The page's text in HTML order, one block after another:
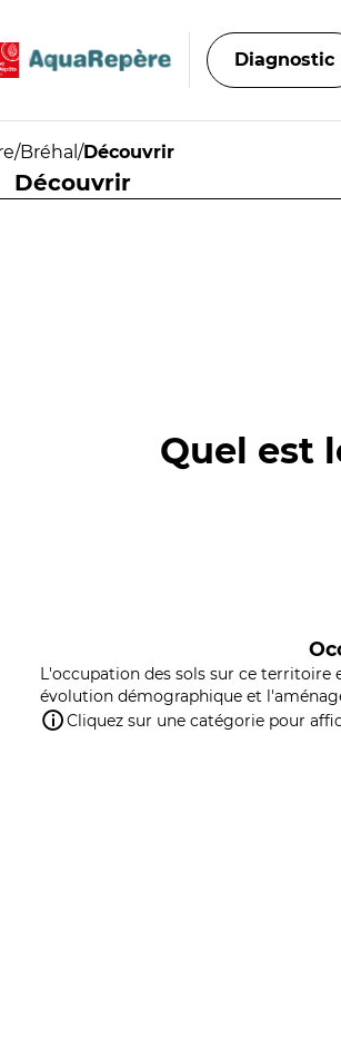
Diagnostic
/Bréhal /Découvrir
Découvrir
Quel est
L'occupation des sols sur ce territoire
évolution démographique et
Cliquez sur une catégorie pour